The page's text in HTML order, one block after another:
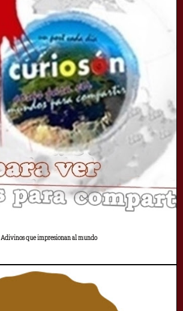
Adivinos que impresionan al mundo